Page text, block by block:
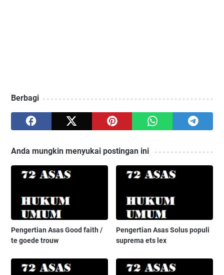
Berbagi
Anda mungkin menyukai postingan ini
Pengertian Asas Good faith /
te goede trouw
Pengertian Asas Solus populi
suprema ets lex